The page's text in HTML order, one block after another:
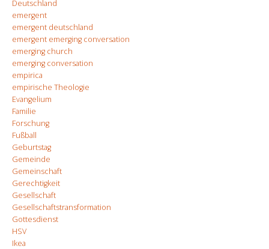
Deutschland
emergent
emergent deutschland
emergent emerging conversation
emerging church
emerging conversation
empirica
empirische Theologie
Evangelium
Familie
Forschung
Fußball
Geburtstag
Gemeinde
Gemeinschaft
Gerechtigkeit
Gesellschaft
Gesellschaftstransformation
Gottesdienst
HSV
Ikea